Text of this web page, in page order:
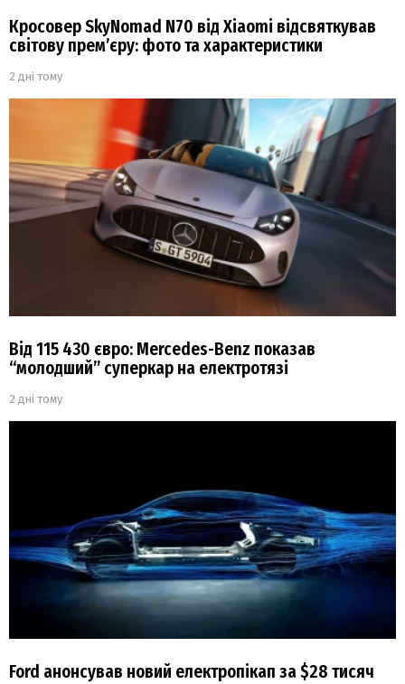
Кросовер SkyNomad N70 від Xiaomi відсвяткував
світову прем’єру: фото та характеристики
2 дні тому
Від 115 430 євро: Mercedes-Benz показав
“молодший” суперкар на електротязі
2 дні тому
Ford анонсував новий електропікап за $28 тисяч